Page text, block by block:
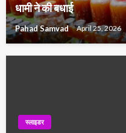
धामी ने की बधाई
Pahad Samvad April 25, 2026
स्लाइडर